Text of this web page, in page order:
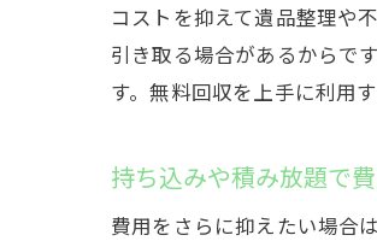
コストを抑えて遺品整理や
引き取る場合があるからで
す。無料回収を上手に利用
持ち込みや積み放題で
費用をさらに抑えたい場合